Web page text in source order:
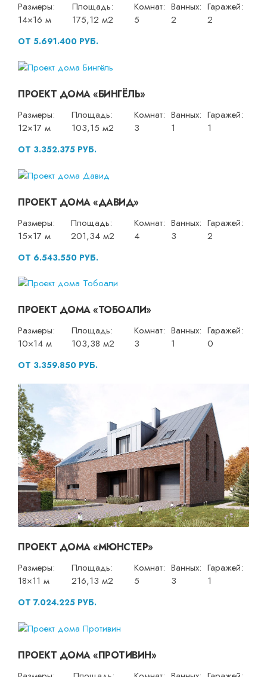
Размеры:
14×16 м
Площадь:
175,12 м2
Комнат:
5
Ванных:
2
Гаражей:
2
ОТ 5.691.400 РУБ.
ПРОЕКТ ДОМА «БИНГЁЛЬ»
Размеры:
12×17 м
Площадь:
103,15 м2
Комнат:
3
Ванных:
1
Гаражей:
1
ОТ 3.352.375 РУБ.
ПРОЕКТ ДОМА «ДАВИД»
Размеры:
15×17 м
Площадь:
201,34 м2
Комнат:
4
Ванных:
3
Гаражей:
2
ОТ 6.543.550 РУБ.
ПРОЕКТ ДОМА «ТОБОАЛИ»
Размеры:
10×14 м
Площадь:
103,38 м2
Комнат:
3
Ванных:
1
Гаражей:
0
ОТ 3.359.850 РУБ.
ПРОЕКТ ДОМА «МЮНСТЕР»
Размеры:
18×11 м
Площадь:
216,13 м2
Комнат:
5
Ванных:
3
Гаражей:
1
ОТ 7.024.225 РУБ.
ПРОЕКТ ДОМА «ПРОТИВИН»